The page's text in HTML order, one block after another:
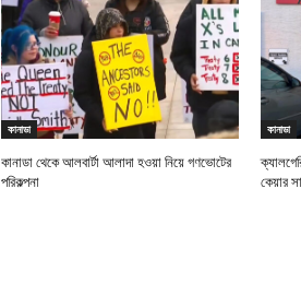
কানাডা
কানাডা থেকে আলবার্টা আলাদা হওয়া নিয়ে গণভোটের
পরিকল্পনা
কানাডা
কেয়ার